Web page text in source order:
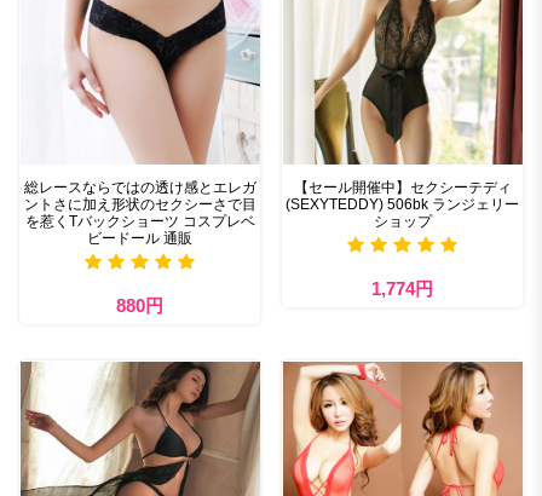
総レースならではの透け感とエレガ
ントさに加え形状のセクシーさで目
を惹くTバックショーツ コスプレベ
ビードール 通販
880円
【セール開催中】セクシーテディ
(SEXYTEDDY) 506bk ランジェリー
ショップ
1,774円